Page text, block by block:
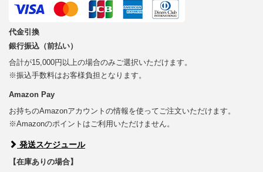
代金引換
銀行振込（前払い）
合計が15,000円以上の場合のみご選択いただけます。
※振込手数料はお客様負担となります。
Amazon Pay
お持ちのAmazonアカウントの情報を使ってご注文いただけます。
※Amazonのポイントはご利用いただけません。
発送スケジュール
【在庫ありの場合】